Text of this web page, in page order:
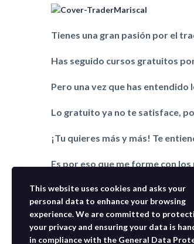
Tienes una gran pasión por el
Has seguido cursos gratuitos
Pero una vez que has
Lo gratuito ya no te satisface,
¡Tu quieres más y más! Te
Es por eso que me forme con
Yo, no solo te doy la Estrategia
estrategias que encuentras por
antimartingala, puras bobadas
This website uses cookies and asks your
personal data to enhance your browsing
experience. We are committed to
your privacy and ensuring your data is
in compliance with the General Data